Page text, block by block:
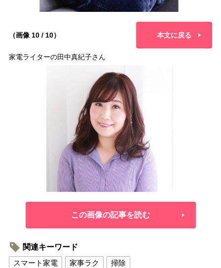
（画像 10 / 10） 本文に戻る
家電ライターの田中真紀子さん
この画像の記事を読む
関連キーワード
スマート家電
家事ラク 掃除